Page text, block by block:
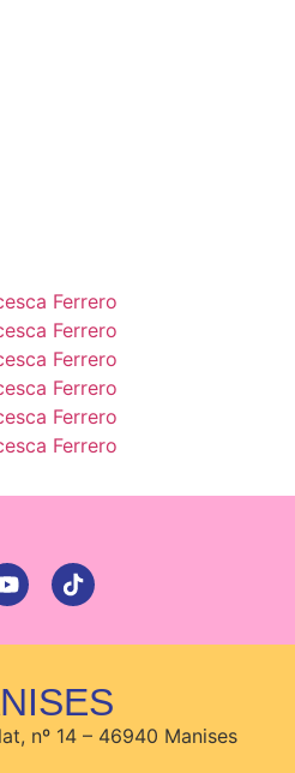
nº 14 – 46940 Manises